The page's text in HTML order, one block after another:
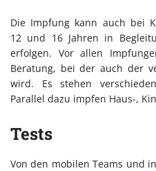
Die Impfung kann auch bei
12 und 16 Jahren in
erfolgen. Vor allen
Beratung, bei der auch der
wird. Es stehen
Parallel dazu impfen Haus-,
Tests
Von den mobilen Teams und